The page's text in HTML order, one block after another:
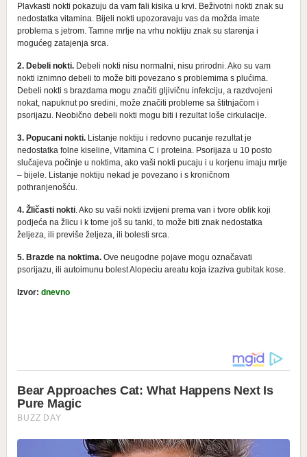
Plavkasti nokti pokazuju da vam fali kisika u krvi. Beživotni nokti znak su
nedostatka vitamina. Bijeli nokti upozoravaju vas da možda imate
problema s jetrom. Tamne mrlje na vrhu noktiju znak su starenja i
mogućeg zatajenja srca.
2. Debeli nokti.Debeli nokti nisu normalni, nisu prirodni. Ako su vam
nokti iznimno debeli to može biti povezano s problemima s plućima.
Debeli nokti s brazdama mogu značiti gljivičnu infekciju, a razdvojeni
nokat, napuknut po sredini, može značiti probleme sa štitnjačom i
psorijazu. Neobično debeli nokti mogu biti i rezultat loše cirkulacije.
3. Popucani nokti.Listanje noktiju i redovno pucanje rezultat je
nedostatka folne kiseline, Vitamina C i proteina. Psorijaza u 10 posto
slučajeva počinje u noktima, ako vaši nokti pucaju i u korjenu imaju mrlje
– bijele. Listanje noktiju nekad je povezano i s kroničnom
pothranjenošću.
4. Žličasti nokti. Ako su vaši nokti izvijeni prema van i tvore oblik koji
podjeća na žlicu i k tome još su tanki, to može biti znak nedostatka
željeza, ili previše željeza, ili bolesti srca.
5. Brazde na noktima.Ove neugodne pojave mogu označavati
psorijazu, ili autoimunu bolest Alopeciu areatu koja izaziva gubitak kose.
Izvor: dnevno